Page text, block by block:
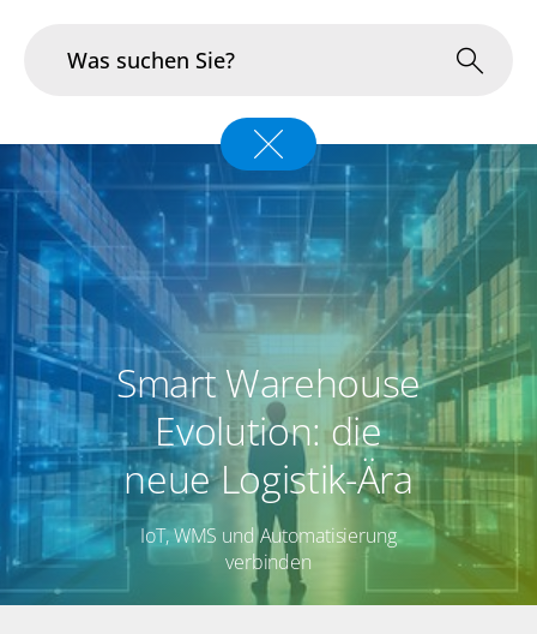
Branchen
Im Fokus
Portfolio
Infrastruktur & Betrieb
Über uns
Karriere
Blog
Smart Warehouse
Evolution: die
neue Logistik-Ära
IoT, WMS und Automatisierung
verbinden